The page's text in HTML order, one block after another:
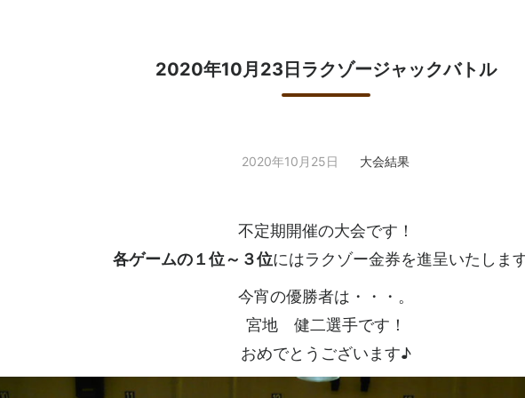
2020年10月23日ラクゾージャックバトル
2020年10月25日 大会結果
不定期開催の大会です！
各ゲームの１位～３位にはラクゾー金券を進呈いたしま
今宵の優勝者は・・・。
宮地 健二選手です！
おめでとうございます♪